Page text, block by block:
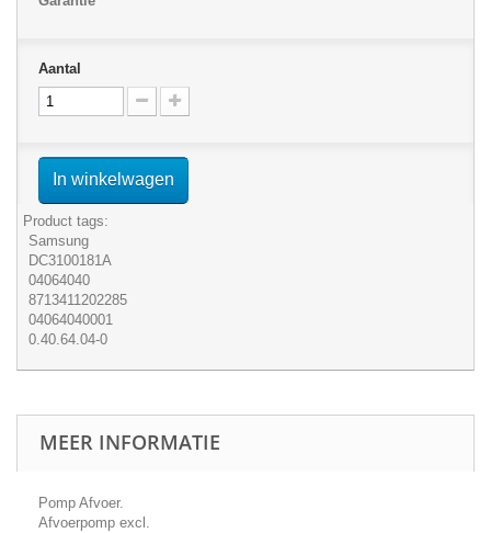
Aantal
In winkelwagen
Product tags:
Samsung
DC3100181A
04064040
8713411202285
04064040001
0.40.64.04-0
MEER INFORMATIE
Pomp Afvoer.
Afvoerpomp excl.